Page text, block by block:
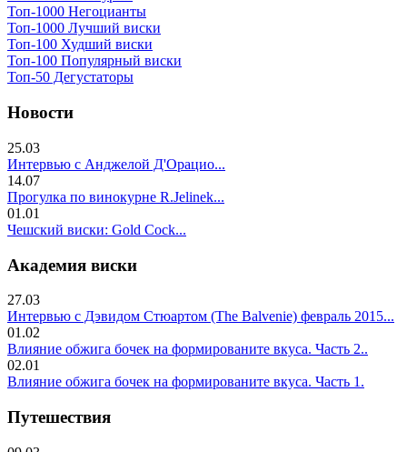
Топ-1000 Негоцианты
Топ-1000 Лучший виски
Топ-100 Худший виски
Топ-100 Популярный виски
Топ-50 Дегустаторы
Новости
25.03
Интервью с Анджелой Д'Орацио...
14.07
Прогулка по винокурне R.Jelinek...
01.01
Чешский виски: Gold Cock...
Академия виски
27.03
Интервью с Дэвидом Стюартом (The Balvenie) февраль 2015...
01.02
Влияние обжига бочек на формированите вкуса. Часть 2..
02.01
Влияние обжига бочек на формированите вкуса. Часть 1.
Путешествия